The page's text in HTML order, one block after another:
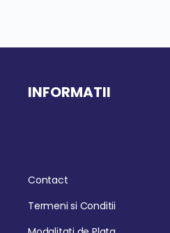
INFORMATII
Contact
Termeni si Conditii